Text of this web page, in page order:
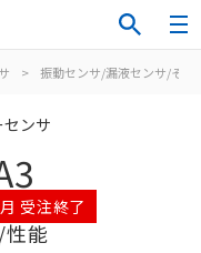
> 振動センサ/漏液センサ/その
センサ
受注終了
能